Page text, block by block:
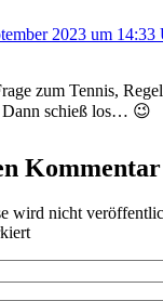
2023 um 14:33
zum Tennis,
Dann schieß los… 😉
Kommentar
wird nicht